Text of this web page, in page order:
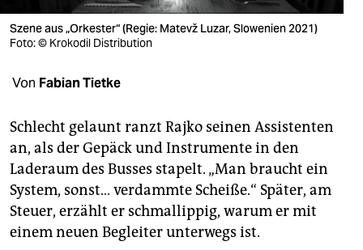
verlag
verlag
veranstaltungen
fragen & hilfe
unterstützen
abo
genossenschaft
Szene aus „Orkester“ (Regie: Matevž Luzar, Slowenien 2021)
Foto: © Krokodil Distribution
Von Fabian Tietke
Schlecht gelaunt ranzt Rajko seinen Assistenten
an, als der Gepäck und Instrumente in den
Laderaum des Busses stapelt. „Man braucht ein
System, sonst… verdammte Scheiße.“ Später, am
Steuer, erzählt er schmallippig, warum er mit
einem neuen Begleiter unterwegs ist.